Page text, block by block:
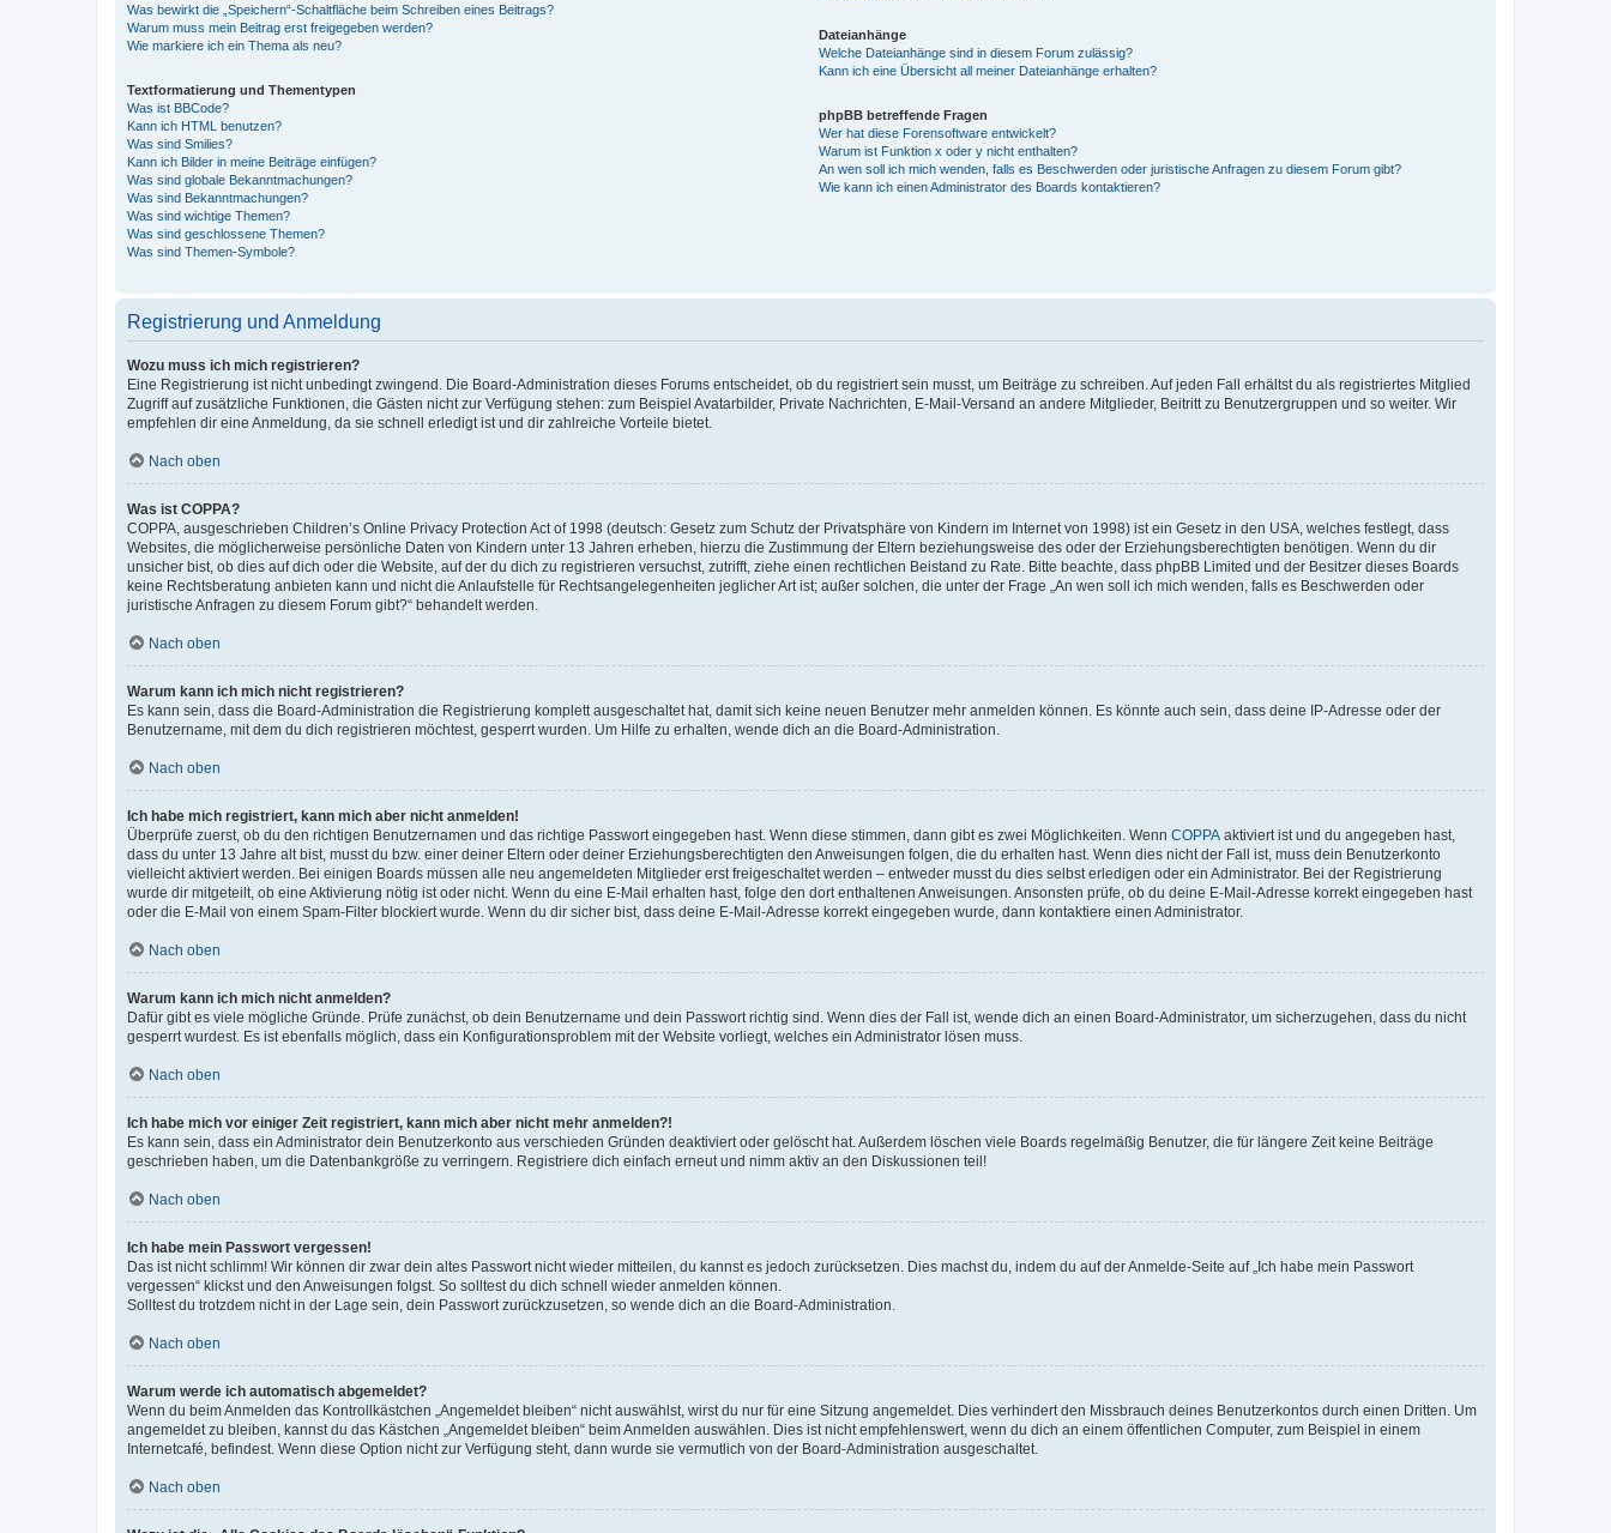
Was bewirkt die „Speichern“-Schaltfläche beim Schreiben eines Beitrags?
Warum muss mein Beitrag erst freigegeben werden?
Wie markiere ich ein Thema als neu?
Textformatierung und Thementypen
Was ist BBCode?
Kann ich HTML benutzen?
Was sind Smilies?
Kann ich Bilder in meine Beiträge einfügen?
Was sind globale Bekanntmachungen?
Was sind Bekanntmachungen?
Was sind wichtige Themen?
Was sind geschlossene Themen?
Was sind Themen-Symbole?
Dateianhänge
Welche Dateianhänge sind in diesem Forum zulässig?
Kann ich eine Übersicht all meiner Dateianhänge erhalten?
phpBB betreffende Fragen
Wer hat diese Forensoftware entwickelt?
Warum ist Funktion x oder y nicht enthalten?
An wen soll ich mich wenden, falls es Beschwerden oder juristische Anfragen zu diesem Forum gibt?
Wie kann ich einen Administrator des Boards kontaktieren?
Registrierung und Anmeldung
Wozu muss ich mich registrieren?
Eine Registrierung ist nicht unbedingt zwingend. Die Board-Administration dieses Forums entscheidet, ob du registriert sein musst, um Beiträge zu schreiben. Auf jeden Fall erhältst du als registriertes Mitglied
Zugriff auf zusätzliche Funktionen, die Gästen nicht zur Verfügung stehen: zum Beispiel Avatarbilder, Private Nachrichten, E-Mail-Versand an andere Mitglieder, Beitritt zu Benutzergruppen und so weiter. Wir
empfehlen dir eine Anmeldung, da sie schnell erledigt ist und dir zahlreiche Vorteile bietet.
Nach oben
Was ist COPPA?
COPPA, ausgeschrieben Children’s Online Privacy Protection Act of 1998 (deutsch: Gesetz zum Schutz der Privatsphäre von Kindern im Internet von 1998) ist ein Gesetz in den USA, welches festlegt, dass
Websites, die möglicherweise persönliche Daten von Kindern unter 13 Jahren erheben, hierzu die Zustimmung der Eltern beziehungsweise des oder der Erziehungsberechtigten benötigen. Wenn du dir
unsicher bist, ob dies auf dich oder die Website, auf der du dich zu registrieren versuchst, zutrifft, ziehe einen rechtlichen Beistand zu Rate. Bitte beachte, dass phpBB Limited und der Besitzer dieses Boards
keine Rechtsberatung anbieten kann und nicht die Anlaufstelle für Rechtsangelegenheiten jeglicher Art ist; außer solchen, die unter der Frage „An wen soll ich mich wenden, falls es Beschwerden oder
juristische Anfragen zu diesem Forum gibt?“ behandelt werden.
Nach oben
Warum kann ich mich nicht registrieren?
Es kann sein, dass die Board-Administration die Registrierung komplett ausgeschaltet hat, damit sich keine neuen Benutzer mehr anmelden können. Es könnte auch sein, dass deine IP-Adresse oder der
Benutzername, mit dem du dich registrieren möchtest, gesperrt wurden. Um Hilfe zu erhalten, wende dich an die Board-Administration.
Nach oben
Ich habe mich registriert, kann mich aber nicht anmelden!
Überprüfe zuerst, ob du den richtigen Benutzernamen und das richtige Passwort eingegeben hast. Wenn diese stimmen, dann gibt es zwei Möglichkeiten. Wenn COPPA aktiviert ist und du angegeben hast,
dass du unter 13 Jahre alt bist, musst du bzw. einer deiner Eltern oder deiner Erziehungsberechtigten den Anweisungen folgen, die du erhalten hast. Wenn dies nicht der Fall ist, muss dein Benutzerkonto
vielleicht aktiviert werden. Bei einigen Boards müssen alle neu angemeldeten Mitglieder erst freigeschaltet werden – entweder musst du dies selbst erledigen oder ein Administrator. Bei der Registrierung
wurde dir mitgeteilt, ob eine Aktivierung nötig ist oder nicht. Wenn du eine E-Mail erhalten hast, folge den dort enthaltenen Anweisungen. Ansonsten prüfe, ob du deine E-Mail-Adresse korrekt eingegeben hast
oder die E-Mail von einem Spam-Filter blockiert wurde. Wenn du dir sicher bist, dass deine E-Mail-Adresse korrekt eingegeben wurde, dann kontaktiere einen Administrator.
Nach oben
Warum kann ich mich nicht anmelden?
Dafür gibt es viele mögliche Gründe. Prüfe zunächst, ob dein Benutzername und dein Passwort richtig sind. Wenn dies der Fall ist, wende dich an einen Board-Administrator, um sicherzugehen, dass du nicht
gesperrt wurdest. Es ist ebenfalls möglich, dass ein Konfigurationsproblem mit der Website vorliegt, welches ein Administrator lösen muss.
Nach oben
Ich habe mich vor einiger Zeit registriert, kann mich aber nicht mehr anmelden?!
Es kann sein, dass ein Administrator dein Benutzerkonto aus verschieden Gründen deaktiviert oder gelöscht hat. Außerdem löschen viele Boards regelmäßig Benutzer, die für längere Zeit keine Beiträge
geschrieben haben, um die Datenbankgröße zu verringern. Registriere dich einfach erneut und nimm aktiv an den Diskussionen teil!
Nach oben
Ich habe mein Passwort vergessen!
Das ist nicht schlimm! Wir können dir zwar dein altes Passwort nicht wieder mitteilen, du kannst es jedoch zurücksetzen. Dies machst du, indem du auf der Anmelde-Seite auf „Ich habe mein Passwort
vergessen“ klickst und den Anweisungen folgst. So solltest du dich schnell wieder anmelden können.
Solltest du trotzdem nicht in der Lage sein, dein Passwort zurückzusetzen, so wende dich an die Board-Administration.
Nach oben
Warum werde ich automatisch abgemeldet?
Wenn du beim Anmelden das Kontrollkästchen „Angemeldet bleiben“ nicht auswählst, wirst du nur für eine Sitzung angemeldet. Dies verhindert den Missbrauch deines Benutzerkontos durch einen Dritten. Um
angemeldet zu bleiben, kannst du das Kästchen „Angemeldet bleiben“ beim Anmelden auswählen. Dies ist nicht empfehlenswert, wenn du dich an einem öffentlichen Computer, zum Beispiel in einem
Internetcafé, befindest. Wenn diese Option nicht zur Verfügung steht, dann wurde sie vermutlich von der Board-Administration ausgeschaltet.
Nach oben